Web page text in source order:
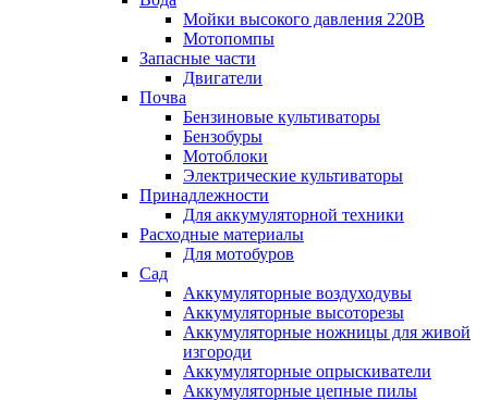
Мойки высокого давления 220В
Мотопомпы
Запасные части
Двигатели
Почва
Бензиновые культиваторы
Бензобуры
Мотоблоки
Электрические культиваторы
Принадлежности
Для аккумуляторной техники
Расходные материалы
Для мотобуров
Сад
Аккумуляторные воздуходувы
Аккумуляторные высоторезы
Аккумуляторные ножницы для живой
изгороди
Аккумуляторные опрыскиватели
Аккумуляторные цепные пилы